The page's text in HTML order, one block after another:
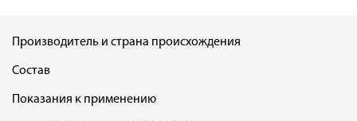
Производитель и страна происхождения
Состав
Показания к применению